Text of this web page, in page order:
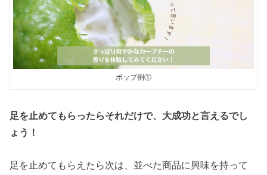
ポップ例①
足を止めてもらったらそれだけで、大成功と言えるでし
ょう！
足を止めてもらえたら次は、並べた商品に興味を持って